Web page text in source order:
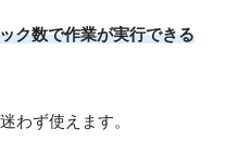
ク数で作業が実行できる
わず使えます。